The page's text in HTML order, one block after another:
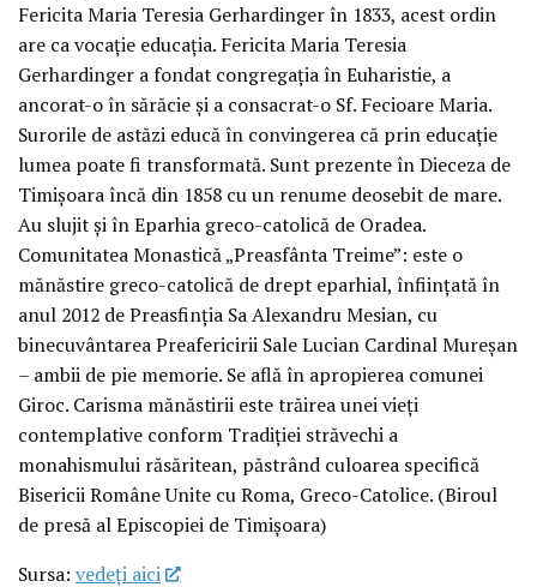
Fericita Maria Teresia Gerhardinger în 1833, acest ordin
are ca vocație educația. Fericita Maria Teresia
Gerhardinger a fondat congregația în Euharistie, a
ancorat-o în sărăcie și a consacrat-o Sf. Fecioare Maria.
Surorile de astăzi educă în convingerea că prin educație
lumea poate fi transformată. Sunt prezente în Dieceza de
Timișoara încă din 1858 cu un renume deosebit de mare.
Au slujit și în Eparhia greco-catolică de Oradea.
Comunitatea Monastică „Preasfânta Treime”: este o
mănăstire greco-catolică de drept eparhial, înființată în
anul 2012 de Preasfinția Sa Alexandru Mesian, cu
binecuvântarea Preafericirii Sale Lucian Cardinal Mureșan
– ambii de pie memorie. Se află în apropierea comunei
Giroc. Carisma mănăstirii este trăirea unei vieți
contemplative conform Tradiției străvechi a
monahismului răsăritean, păstrând culoarea specifică
Bisericii Române Unite cu Roma, Greco-Catolice. (Biroul
de presă al Episcopiei de Timișoara)
Sursa: vedeţi aici